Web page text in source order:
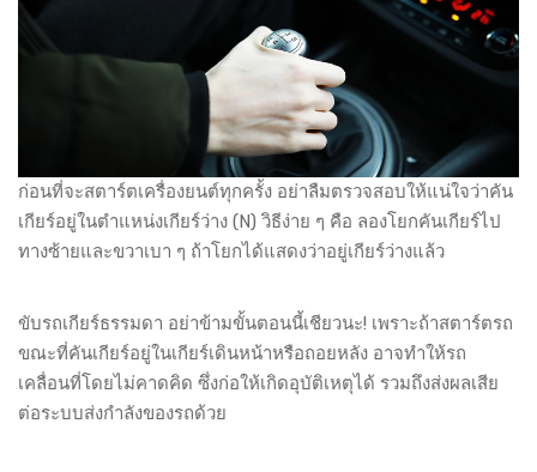
ก่อนที่จะสตาร์ตเครื่องยนต์ทุกครั้ง อย่าลืมตรวจสอบให้แน่ใจว่าคัน
เกียร์อยู่ในตำแหน่งเกียร์ว่าง (N) วิธีง่าย ๆ คือ ลองโยกคันเกียร์ไป
ทางซ้ายและขวาเบา ๆ ถ้าโยกได้แสดงว่าอยู่เกียร์ว่างแล้ว
ขับรถเกียร์ธรรมดา อย่าข้ามขั้นตอนนี้เชียวนะ! เพราะถ้าสตาร์ตรถ
ขณะที่คันเกียร์อยู่ในเกียร์เดินหน้าหรือถอยหลัง อาจทำให้รถ
เคลื่อนที่โดยไม่คาดคิด ซึ่งก่อให้เกิดอุบัติเหตุได้ รวมถึงส่งผลเสีย
ต่อระบบส่งกำลังของรถด้วย